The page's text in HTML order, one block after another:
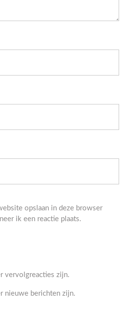
opslaan in deze browser
ik een reactie plaats.
vervolgreacties zijn.
nieuwe berichten zijn.